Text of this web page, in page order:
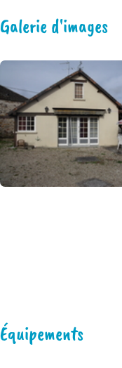
Galerie d'images
Équipements